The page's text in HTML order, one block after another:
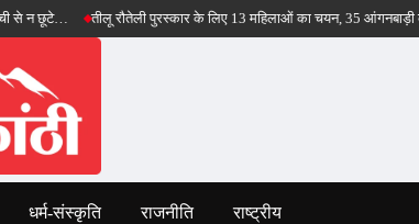
तीलू रौतेली पुरस्कार के लिए 13 महिलाओं का चयन, 35 आंगनबाड़ी कार्यकर्तियां
धर्म-संस्कृति राजनीति राष्ट्रीय